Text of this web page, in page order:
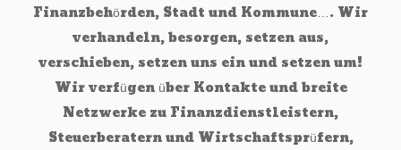
Finanzbehörden, Stadt und Kommune…. Wir
verhandeln, besorgen, setzen aus,
verschieben, setzen uns ein und setzen um!
Wir verfügen über Kontakte und breite
Netzwerke zu Finanzdienstleistern,
Steuerberatern und Wirtschaftsprüfern,